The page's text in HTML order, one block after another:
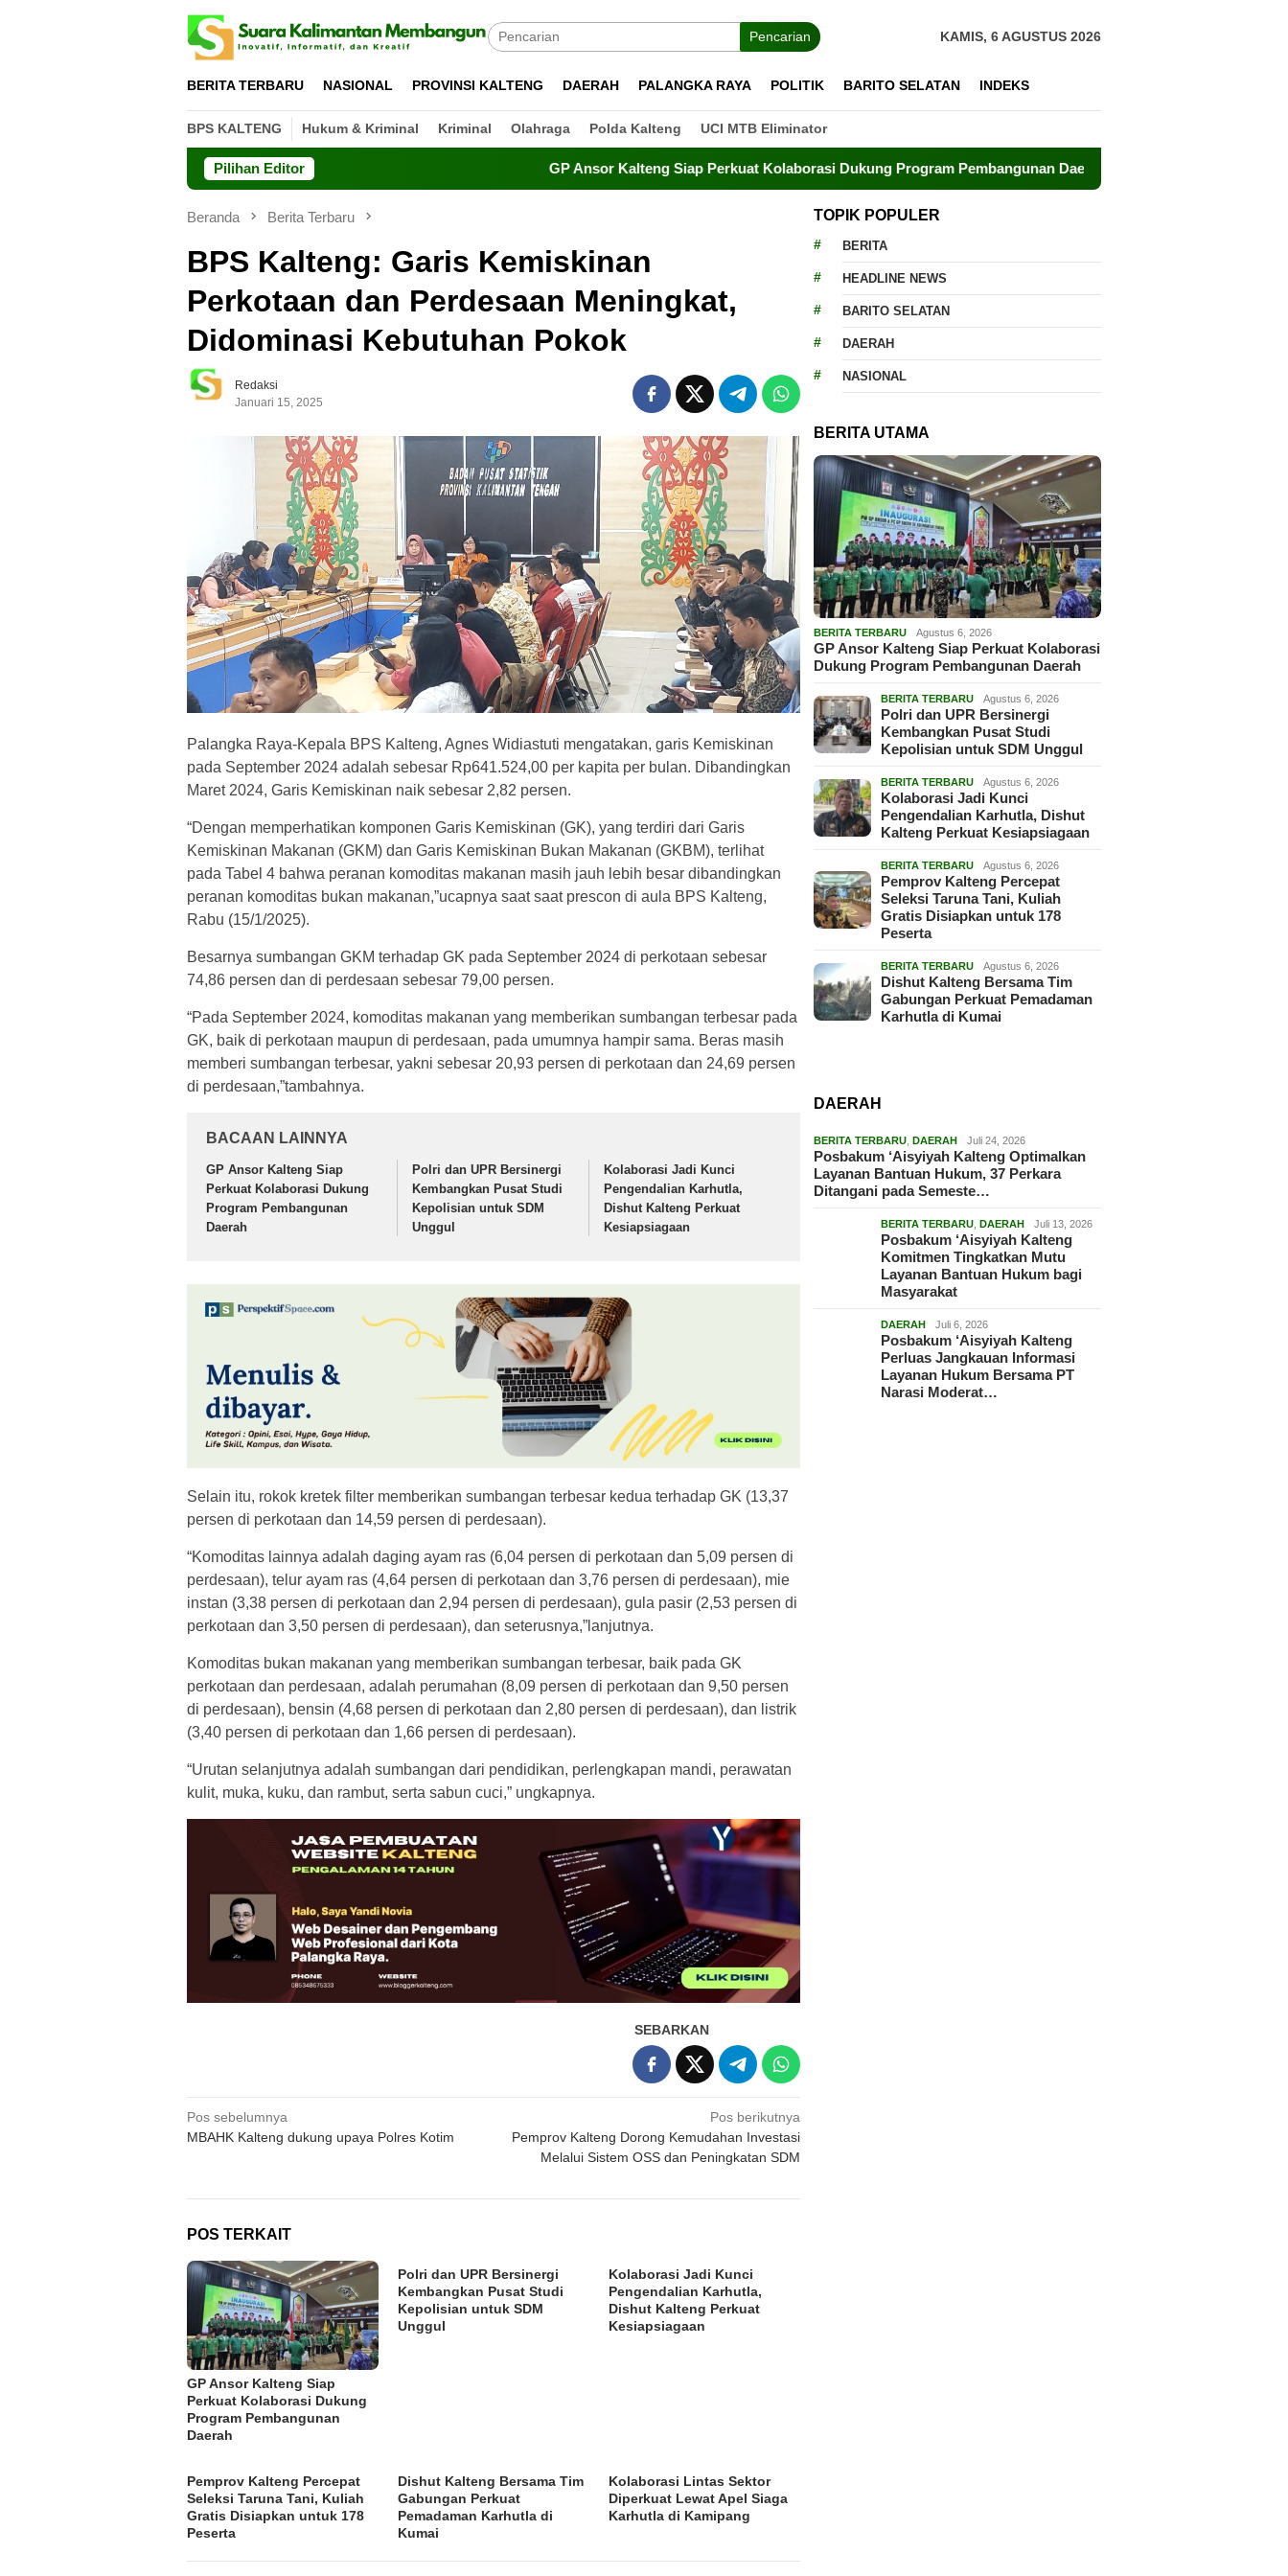
Pencarian KAMIS, 6 AGUSTUS 2026
BERITA TERBARU NASIONAL PROVINSI KALTENG DAERAH PALANGKA RAYA POLITIK BARITO SELATAN INDEKS
BPS KALTENG Hukum & Kriminal Kriminal Olahraga Polda Kalteng UCI MTB Eliminator
Pilihan Editor GP Ansor Kalteng Siap Perkuat Kolaborasi Dukung Program Pembangunan Daerah Polri dan UPR Bersinergi
Beranda Berita Terbaru
BPS Kalteng: Garis Kemiskinan
Perkotaan dan Perdesaan Meningkat,
Didominasi Kebutuhan Pokok
Redaksi
Januari 15, 2025
Palangka Raya-Kepala BPS Kalteng, Agnes Widiastuti mengatakan, garis Kemiskinan
pada September 2024 adalah sebesar Rp641.524,00 per kapita per bulan. Dibandingkan
Maret 2024, Garis Kemiskinan naik sebesar 2,82 persen.
“Dengan memperhatikan komponen Garis Kemiskinan (GK), yang terdiri dari Garis
Kemiskinan Makanan (GKM) dan Garis Kemiskinan Bukan Makanan (GKBM), terlihat
pada Tabel 4 bahwa peranan komoditas makanan masih jauh lebih besar dibandingkan
peranan komoditas bukan makanan,”ucapnya saat saat prescon di aula BPS Kalteng,
Rabu (15/1/2025).
Besarnya sumbangan GKM terhadap GK pada September 2024 di perkotaan sebesar
74,86 persen dan di perdesaan sebesar 79,00 persen.
“Pada September 2024, komoditas makanan yang memberikan sumbangan terbesar pada
GK, baik di perkotaan maupun di perdesaan, pada umumnya hampir sama. Beras masih
memberi sumbangan terbesar, yakni sebesar 20,93 persen di perkotaan dan 24,69 persen
di perdesaan,”tambahnya.
BACAAN LAINNYA
GP Ansor Kalteng Siap
Perkuat Kolaborasi Dukung
Program Pembangunan
Daerah
Polri dan UPR Bersinergi
Kembangkan Pusat Studi
Kepolisian untuk SDM
Unggul
Kolaborasi Jadi Kunci
Pengendalian Karhutla,
Dishut Kalteng Perkuat
Kesiapsiagaan
Selain itu, rokok kretek filter memberikan sumbangan terbesar kedua terhadap GK (13,37
persen di perkotaan dan 14,59 persen di perdesaan).
“Komoditas lainnya adalah daging ayam ras (6,04 persen di perkotaan dan 5,09 persen di
perdesaan), telur ayam ras (4,64 persen di perkotaan dan 3,76 persen di perdesaan), mie
instan (3,38 persen di perkotaan dan 2,94 persen di perdesaan), gula pasir (2,53 persen di
perkotaan dan 3,50 persen di perdesaan), dan seterusnya,”lanjutnya.
Komoditas bukan makanan yang memberikan sumbangan terbesar, baik pada GK
perkotaan dan perdesaan, adalah perumahan (8,09 persen di perkotaan dan 9,50 persen
di perdesaan), bensin (4,68 persen di perkotaan dan 2,80 persen di perdesaan), dan listrik
(3,40 persen di perkotaan dan 1,66 persen di perdesaan).
“Urutan selanjutnya adalah sumbangan dari pendidikan, perlengkapan mandi, perawatan
kulit, muka, kuku, dan rambut, serta sabun cuci,” ungkapnya.
SEBARKAN
Navigasi
pos
Pos sebelumnya
MBAHK Kalteng dukung upaya Polres Kotim
Pos berikutnya
Pemprov Kalteng Dorong Kemudahan Investasi
Melalui Sistem OSS dan Peningkatan SDM
POS TERKAIT
GP Ansor Kalteng Siap
Perkuat Kolaborasi Dukung
Program Pembangunan
Daerah
Polri dan UPR Bersinergi
Kembangkan Pusat Studi
Kepolisian untuk SDM
Unggul
Kolaborasi Jadi Kunci
Pengendalian Karhutla,
Dishut Kalteng Perkuat
Kesiapsiagaan
Pemprov Kalteng Percepat
Seleksi Taruna Tani, Kuliah
Gratis Disiapkan untuk 178
Peserta
Dishut Kalteng Bersama Tim
Gabungan Perkuat
Pemadaman Karhutla di
Kumai
Kolaborasi Lintas Sektor
Diperkuat Lewat Apel Siaga
Karhutla di Kamipang
TOPIK POPULER
BERITA
HEADLINE NEWS
BARITO SELATAN
DAERAH
NASIONAL
BERITA UTAMA
BERITA TERBARU Agustus 6, 2026
GP Ansor Kalteng Siap Perkuat Kolaborasi
Dukung Program Pembangunan Daerah
BERITA TERBARU Agustus 6, 2026
Polri dan UPR Bersinergi
Kembangkan Pusat Studi
Kepolisian untuk SDM Unggul
BERITA TERBARU Agustus 6, 2026
Kolaborasi Jadi Kunci
Pengendalian Karhutla, Dishut
Kalteng Perkuat Kesiapsiagaan
BERITA TERBARU Agustus 6, 2026
Pemprov Kalteng Percepat
Seleksi Taruna Tani, Kuliah
Gratis Disiapkan untuk 178
Peserta
BERITA TERBARU Agustus 6, 2026
Dishut Kalteng Bersama Tim
Gabungan Perkuat Pemadaman
Karhutla di Kumai
DAERAH
BERITA TERBARU ,DAERAH Juli 24, 2026
Posbakum ‘Aisyiyah Kalteng Optimalkan
Layanan Bantuan Hukum, 37 Perkara
Ditangani pada Semeste…
BERITA TERBARU ,DAERAH Juli 13, 2026
Posbakum ‘Aisyiyah Kalteng
Komitmen Tingkatkan Mutu
Layanan Bantuan Hukum bagi
Masyarakat
DAERAH Juli 6, 2026
Posbakum ‘Aisyiyah Kalteng
Perluas Jangkauan Informasi
Layanan Hukum Bersama PT
Narasi Moderat…